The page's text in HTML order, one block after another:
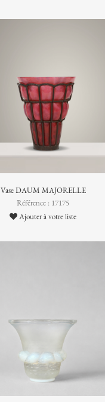
Vase DAUM MAJORELLE
Référence : 17175
Ajouter à votre liste